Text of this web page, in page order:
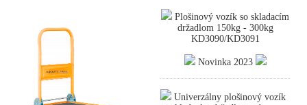
Plošinový vozík so skladacím
držadlom 150kg - 300kg
KD3090/KD3091
Novinka 2023
Univerzálny plošinový vozík